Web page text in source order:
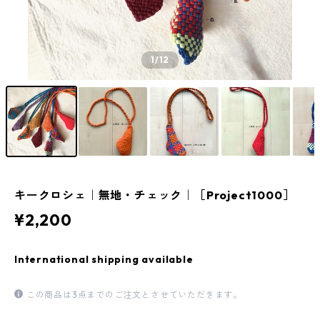
1/12
キークロシェ｜無地・チェック｜［Project1000］
¥2,200
International shipping available
この商品は3点までのご注文とさせていただきます。